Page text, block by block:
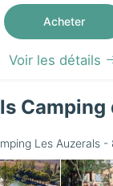
Acheter
Voir les détails
Camping
Les Auzerals -